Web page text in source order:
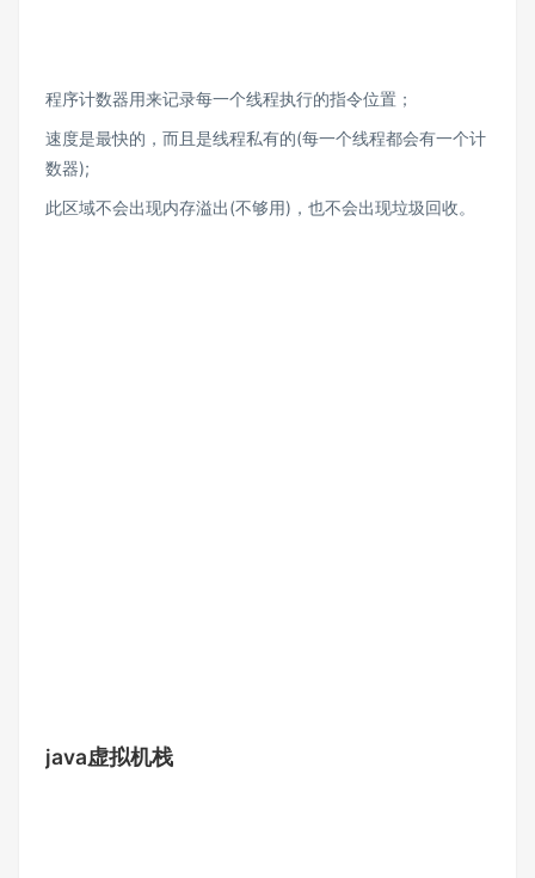
程序计数器用来记录每一个线程执行的指令位置；
速度是最快的，而且是线程私有的(每一个线程都会有一个计
数器);
此区域不会出现内存溢出(不够用)，也不会出现垃圾回收。
java虚拟机栈